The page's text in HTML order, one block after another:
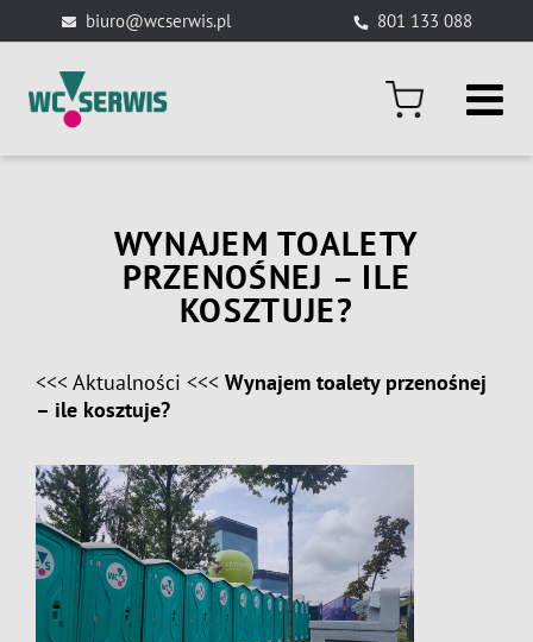
to
content
biuro@wcserwis.pl 801 133 088
WYNAJEM TOALETY
PRZENOŚNEJ – ILE
KOSZTUJE?
<<< Aktualności <<< Wynajem toalety przenośnej
– ile kosztuje?
View
Larger
Image